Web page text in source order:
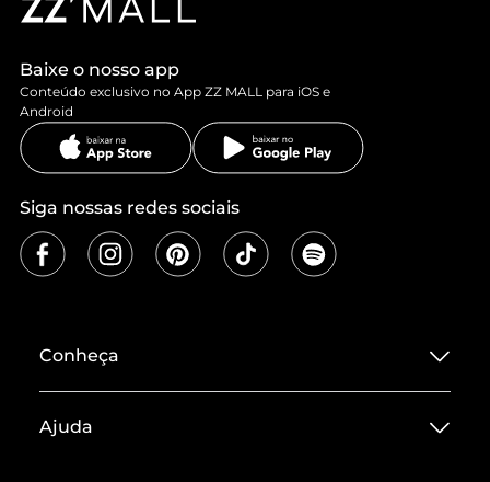
Baixe o nosso app
Conteúdo exclusivo no App ZZ MALL para iOS e
Android
Siga nossas redes sociais
Conheça
Termos de Uso
Ajuda